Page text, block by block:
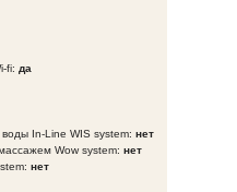
fi: да
In-Line WIS system: нет
Wow system: нет
нет